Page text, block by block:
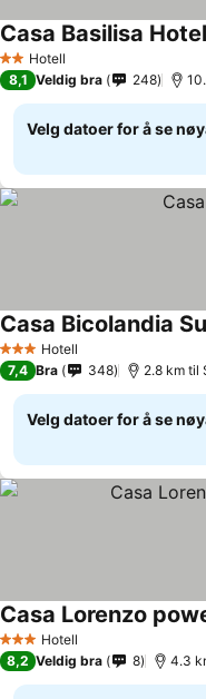
2 Stjerner
Hotell
Casa Basilisa
8,1 Veldig bra 248
Velg datoer for å se
3 StjernerHotell
Casa Bicolandia
7,4 Bra 348 2.8 km til
Velg datoer for å se
3 StjernerHotell
Casa Lorenzo
8,2 Veldig bra 8 4.3